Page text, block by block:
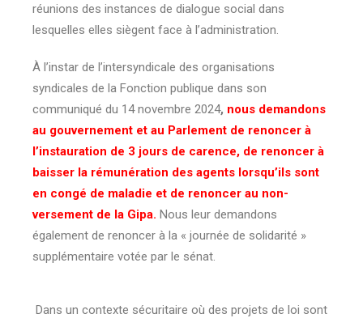
réunions des instances de dialogue social dans
lesquelles elles siègent face à l’administration.
À l’instar de l’intersyndicale des organisations
syndicales de la Fonction publique dans son
communiqué du 14 novembre 2024, nous demandons
au gouvernement et au Parlement de renoncer à
l’instauration de 3 jours de carence, de renoncer à
baisser la rémunération des agents lorsqu’ils sont
en congé de maladie et de renoncer au non-
versement de la Gipa. Nous leur demandons
également de renoncer à la « journée de solidarité »
supplémentaire votée par le sénat.
Dans un contexte sécuritaire où des projets de loi sont